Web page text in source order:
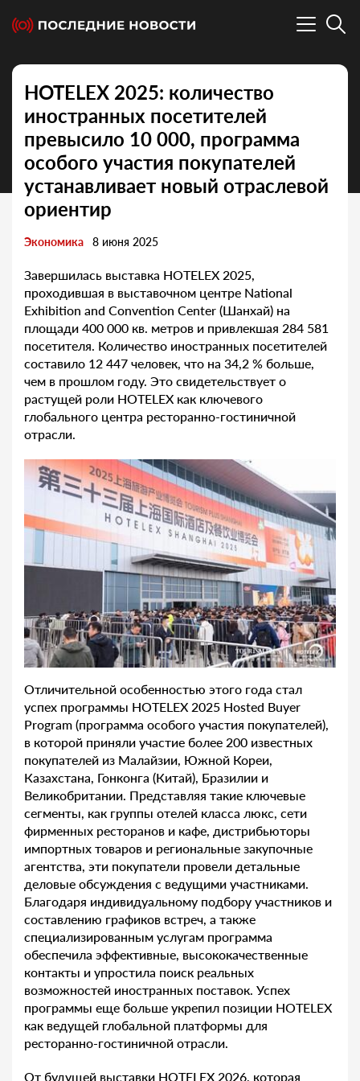
HOTELEX 2025: количество
иностранных посетителей
превысило 10 000, программа
особого участия покупателей
устанавливает новый отраслевой
ориентир
Экономика 8 июня 2025
Завершилась выставка HOTELEX 2025,
проходившая в выставочном центре National
Exhibition and Convention Center (Шанхай) на
площади 400 000 кв. метров и привлекшая 284 581
посетителя. Количество иностранных посетителей
составило 12 447 человек, что на 34,2 % больше,
чем в прошлом году. Это свидетельствует о
растущей роли HOTELEX как ключевого
глобального центра ресторанно-гостиничной
отрасли.
Отличительной особенностью этого года стал
успех программы HOTELEX 2025 Hosted Buyer
Program (программа особого участия покупателей),
в которой приняли участие более 200 известных
покупателей из Малайзии, Южной Кореи,
Казахстана, Гонконга (Китай), Бразилии и
Великобритании. Представляя такие ключевые
сегменты, как группы отелей класса люкс, сети
фирменных ресторанов и кафе, дистрибьюторы
импортных товаров и региональные закупочные
агентства, эти покупатели провели детальные
деловые обсуждения с ведущими участниками.
Благодаря индивидуальному подбору участников и
составлению графиков встреч, а также
специализированным услугам программа
обеспечила эффективные, высококачественные
контакты и упростила поиск реальных
возможностей иностранных поставок. Успех
программы еще больше укрепил позиции HOTELEX
как ведущей глобальной платформы для
ресторанно-гостиничной отрасли.
От будущей выставки HOTELEX 2026, которая